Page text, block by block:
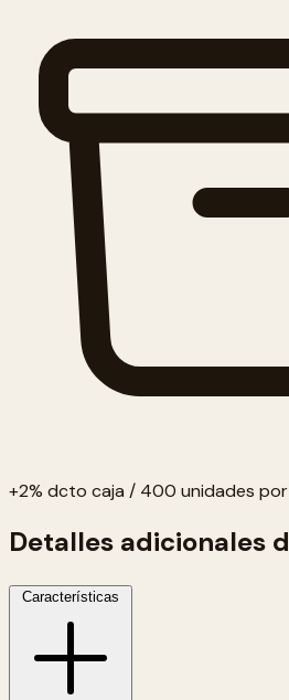
+2% dcto caja / 400 unidades por
Detalles adicionales
Características